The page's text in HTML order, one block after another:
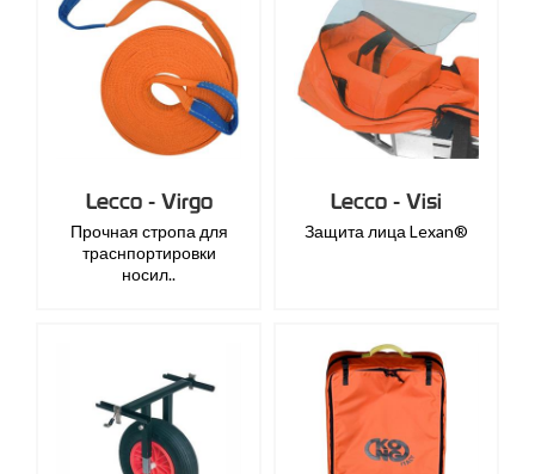
Lecco - Virgo
Прочная стропа для
траснпортировки
носил..
Lecco - Visi
Защита лица Lexan®